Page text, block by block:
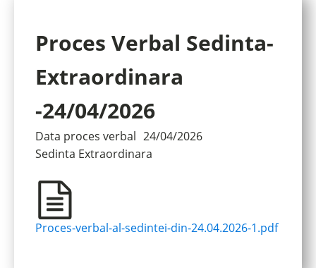
Proces Verbal Sedinta-
Extraordinara
-24/04/2026
Data proces verbal 24/04/2026
Sedinta Extraordinara
Proces-verbal-al-sedintei-din-24.04.2026-1.pdf